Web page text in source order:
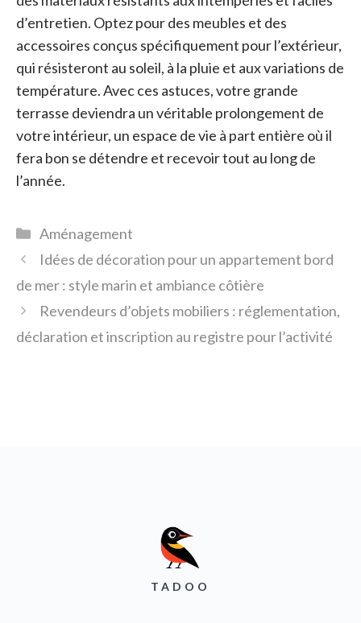
d’entretien. Optez pour des meubles et des
accessoires conçus spécifiquement pour l’extérieur,
qui résisteront au soleil, à la pluie et aux variations de
température. Avec ces astuces, votre grande
terrasse deviendra un véritable prolongement de
votre intérieur, un espace de vie à part entière où il
fera bon se détendre et recevoir tout au long de
l’année.
Catégories
Aménagement
Idées de décoration pour un appartement bord
de mer : style marin et ambiance côtière
Revendeurs d’objets mobiliers : réglementation,
déclaration et inscription au registre pour l’activité
TADOO